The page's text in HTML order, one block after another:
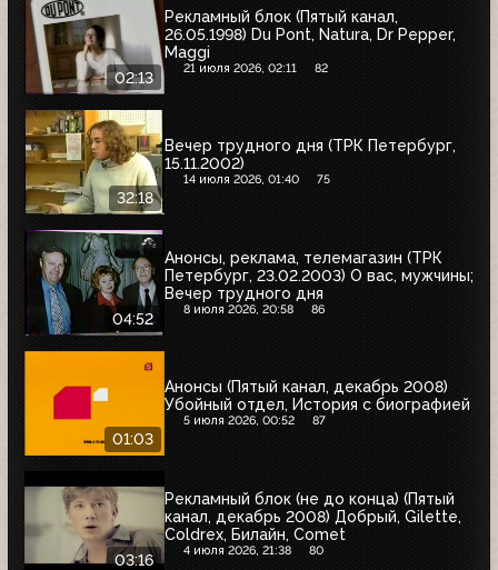
02:13
Рекламный блок (Пятый канал,
26.05.1998) Du Pont, Natura, Dr Pepper,
Maggi
21 июля 2026, 02:11 82
32:18
Вечер трудного дня (ТРК Петербург,
15.11.2002)
14 июля 2026, 01:40 75
04:52
Анонсы, реклама, телемагазин (ТРК
Петербург, 23.02.2003) О вас, мужчины;
Вечер трудного дня
8 июля 2026, 20:58 86
01:03
Анонсы (Пятый канал, декабрь 2008)
Убойный отдел, История с биографией
5 июля 2026, 00:52 87
03:16
Рекламный блок (не до конца) (Пятый
канал, декабрь 2008) Добрый, Gilette,
Coldrex, Билайн, Comet
4 июля 2026, 21:38 80